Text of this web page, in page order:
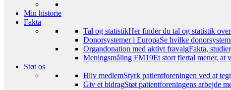
Min historie
Fakta
Tal og statistikHer finder du tal og statistik
Donorsystemer i EuropaSe hvilke
Organdonation med aktivt fravalgFakta,
Meningsmåling FM19Et stort flertal mener, at
Støt os
Bliv medlemStyrk patientforeningen ved at
Giv et bidragStøt patientforeningens arbejde